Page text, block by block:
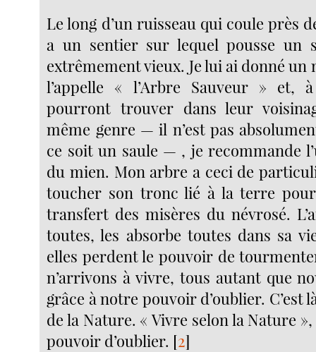
Le long d’un ruisseau qui coule près
a un sentier sur lequel pousse un
extrêmement vieux. Je lui ai donné un
l’appelle « l’Arbre Sauveur » et,
pourront trouver dans leur
même genre — il n’est pas
ce soit un saule — , je recommande
du mien. Mon arbre a ceci de
toucher son tronc lié à la terre pour
transfert des misères du névrosé.
toutes, les absorbe toutes dans sa
elles perdent le pouvoir de
n’arrivons à vivre, tous autant que
grâce à notre pouvoir d’oublier. C’est
de la Nature. « Vivre selon la Nature »,
pouvoir d’oublier. [2]